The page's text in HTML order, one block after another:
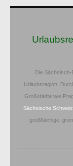
Die
Urlaubsregion.
Großstädte wie
Sächsische Schweiz
großflächige,